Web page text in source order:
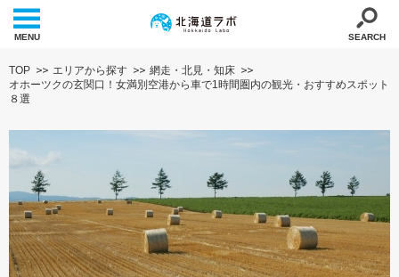
MENU SEARCH
TOP エリアから探す
網走・北見・知床
オホーツクの玄関口！女満別空港から車で1時間圏内の観光・おすすめスポット
８選